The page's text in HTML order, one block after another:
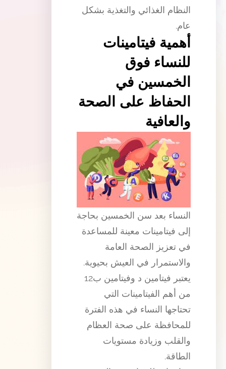
النظام الغذائي والتغذية بشكل
عام.
أهمية فيتامينات
للنساء فوق
الخمسين في
الحفاظ على الصحة
والعافية
النساء بعد سن الخمسين بحاجة
إلى فيتامينات معينة للمساعدة
في تعزيز الصحة العامة
والاستمرار في العيش بحيوية.
يعتبر فيتامين د وفيتامين ب12
من أهم الفيتامينات التي
تحتاجها النساء في هذه الفترة
للمحافظة على صحة العظام
والقلب وزيادة مستويات
الطاقة.